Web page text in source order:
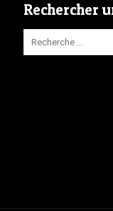
Rechercher